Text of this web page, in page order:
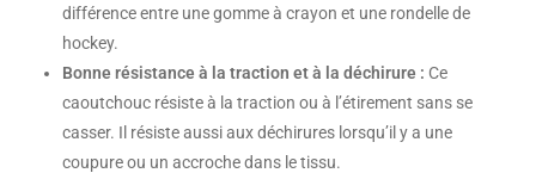
différence entre une gomme à crayon et une rondelle de
hockey.
Bonne résistance à la traction et à la déchirure : Ce
caoutchouc résiste à la traction ou à l’étirement sans se
casser. Il résiste aussi aux déchirures lorsqu’il y a une
coupure ou un accroche dans le tissu.